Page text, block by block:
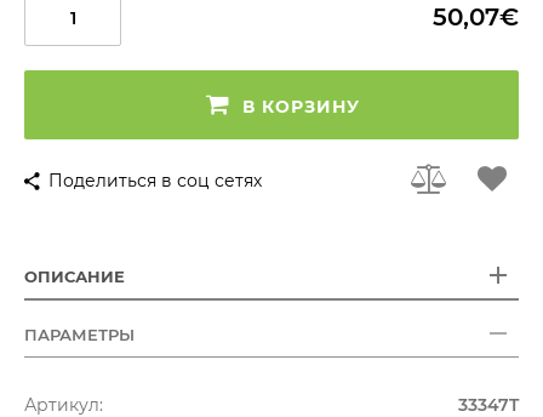
50,07€
В КОРЗИНУ
Поделиться в соц сетях
ОПИСАНИЕ
ПАРАМЕТРЫ
Артикул:
33347T